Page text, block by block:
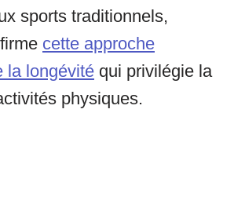
sports traditionnels,
cette approche
la longévité qui privilégie la
physiques.